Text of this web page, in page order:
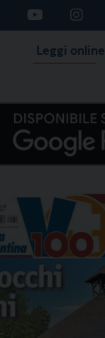
Leggi online